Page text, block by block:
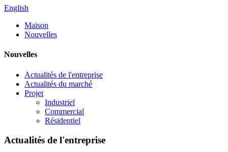
English
Maison
Nouvelles
Nouvelles
Actualités de l'entreprise
Actualités du marché
Projet
Industriel
Commercial
Résidentiel
Actualités de l'entreprise